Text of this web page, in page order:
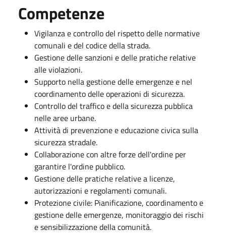
Competenze
Vigilanza e controllo del rispetto delle normative
comunali e del codice della strada.
Gestione delle sanzioni e delle pratiche relative
alle violazioni.
Supporto nella gestione delle emergenze e nel
coordinamento delle operazioni di sicurezza.
Controllo del traffico e della sicurezza pubblica
nelle aree urbane.
Attività di prevenzione e educazione civica sulla
sicurezza stradale.
Collaborazione con altre forze dell'ordine per
garantire l'ordine pubblico.
Gestione delle pratiche relative a licenze,
autorizzazioni e regolamenti comunali.
Protezione civile: Pianificazione, coordinamento e
gestione delle emergenze, monitoraggio dei rischi
e sensibilizzazione della comunità.